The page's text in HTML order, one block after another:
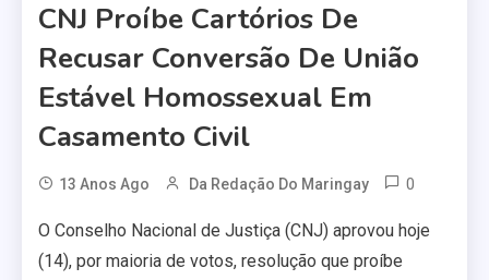
CNJ Proíbe Cartórios De
Recusar Conversão De União
Estável Homossexual Em
Casamento Civil
13 Anos Ago Da Redação Do Maringay 0
O Conselho Nacional de Justiça (CNJ) aprovou hoje
(14), por maioria de votos, resolução que proíbe